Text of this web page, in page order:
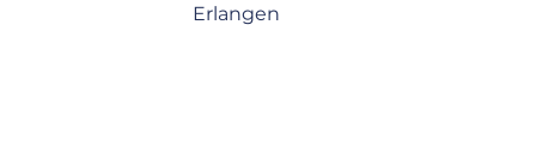
Erlangen